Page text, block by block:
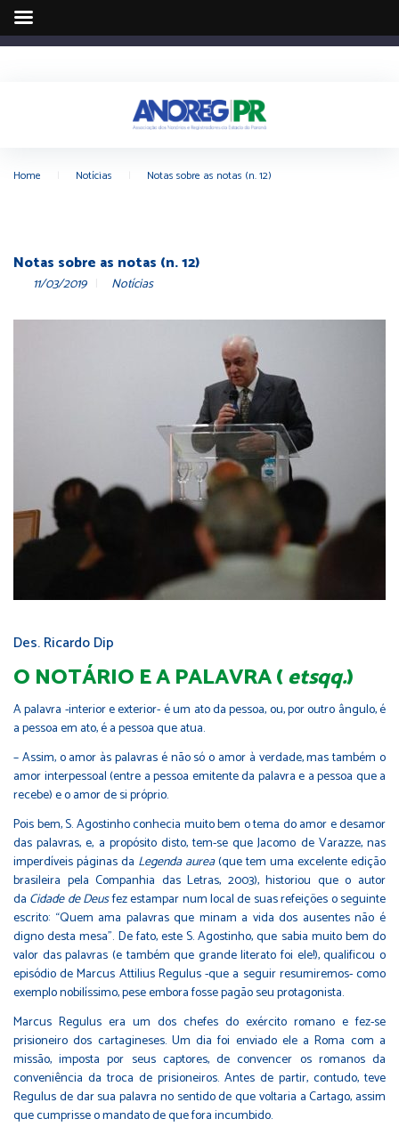
Home Notícias Notas sobre as notas (n. 12)
Notas sobre as notas (n. 12)
11/03/2019 Notícias
Des. Ricardo Dip
O NOTÁRIO E A PALAVRA (etsqq.)
A palavra -interior e exterior- é um ato da pessoa, ou, por outro ângulo, é
a pessoa em ato, é a pessoa que atua.
– Assim, o amor às palavras é não só o amor à verdade, mas também o
amor interpessoal (entre a pessoa emitente da palavra e a pessoa que a
recebe) e o amor de si próprio.
Pois bem, S. Agostinho conhecia muito bem o tema do amor e desamor
das palavras, e, a propósito disto, tem-se que Jacomo de Varazze, nas
imperdíveis páginas da Legenda aurea(que tem uma excelente edição
brasileira pela Companhia das Letras, 2003), historiou que o autor
da Cidade de Deusfez estampar num local de suas refeições o seguinte
escrito: “Quem ama palavras que minam a vida dos ausentes não é
digno desta mesa”. De fato, este S. Agostinho, que sabia muito bem do
valor das palavras (e também que grande literato foi ele!), qualificou o
episódio de Marcus Attilius Regulus -que a seguir resumiremos- como
exemplo nobilíssimo, pese embora fosse pagão seu protagonista.
Marcus Regulus era um dos chefes do exército romano e fez-se
prisioneiro dos cartagineses. Um dia foi enviado ele a Roma com a
missão, imposta por seus captores, de convencer os romanos da
conveniência da troca de prisioneiros. Antes de partir, contudo, teve
Regulus de dar sua palavra no sentido de que voltaria a Cartago, assim
que cumprisse o mandato de que fora incumbido.